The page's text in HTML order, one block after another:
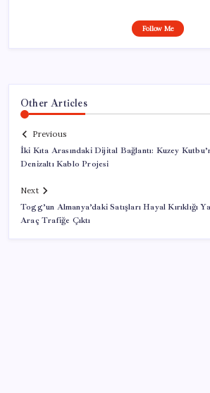
Follow Me
Other Articles
Previous
İki Kıta Arasındaki Dijital Bağlantı: Kuzey
Denizaltı Kablo Projesi
Next
Togg’un Almanya’daki Satışları Hayal Kırıklığı
Araç Trafiğe Çıktı